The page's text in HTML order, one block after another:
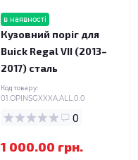
в наявності
Кузовний поріг для
Buick Regal VII (2013–
2017) сталь
Код товару:
01.OPINSGXXXA.ALL.0.0
0
1 000.00 грн.